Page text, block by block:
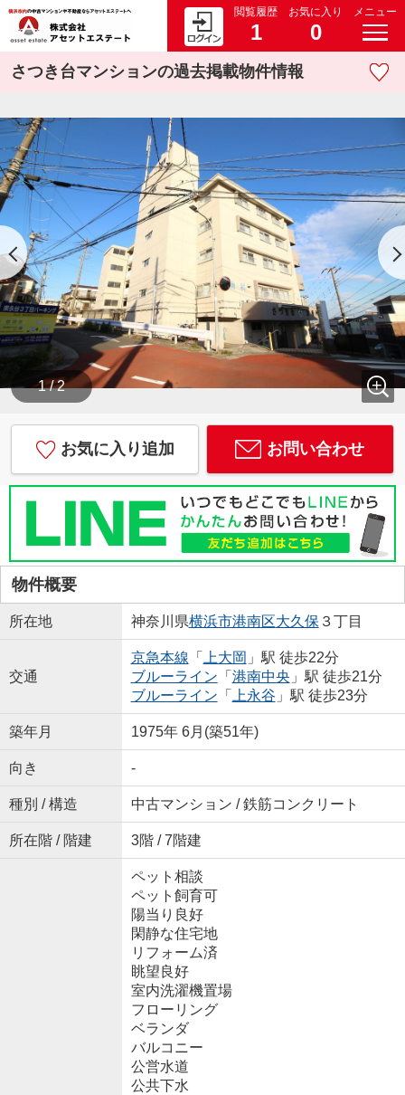
閲覧履歴
1
お気に入り
0
メニュー
さつき台マンションの過去掲載物件情報
1 / 2
お気に入り追加 お問い合わせ
物件概要
所在地 神奈川県横浜市港南区大久保 ３丁目
交通
京急本線 「 上大岡 」駅 徒歩22分
ブルーライン 「 港南中央 」駅 徒歩21分
ブルーライン 「 上永谷 」駅 徒歩23分
築年月 1975年 6月(築51年)
向き -
種別 / 構造 中古マンション / 鉄筋コンクリート
所在階 / 階建 3階 / 7階建
ペット相談
ペット飼育可
陽当り良好
閑静な住宅地
リフォーム済
眺望良好
室内洗濯機置場
フローリング
ベランダ
バルコニー
公営水道
公共下水